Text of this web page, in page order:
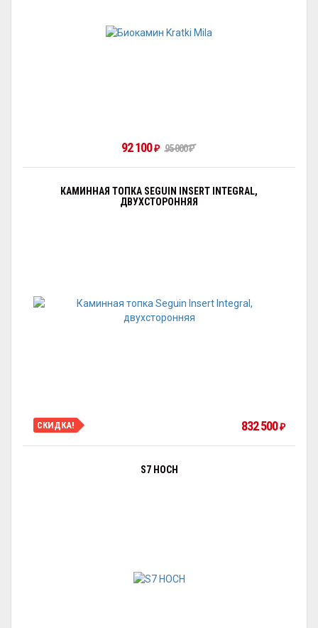
92 100₽ 95 000₽
КАМИННАЯ ТОПКА SEGUIN INSERT INTEGRAL,
ДВУХСТОРОННЯЯ
СКИДКА! 832 500₽
S7 HOCH